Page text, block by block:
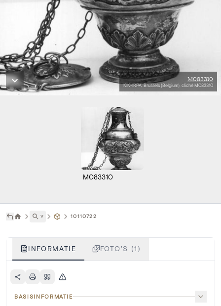
M083310
KIK-IRPA, Brussels (Belgium), cliché M083310
M083310
˅ 10110722
INFORMATIE FOTO'S (1)
BASISINFORMATIE